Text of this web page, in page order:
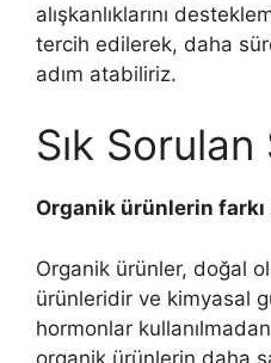
alışkanlıklarını
tercih edilerek, daha
adım atabiliriz.
Sık
Organik ürünlerin farkı
Organik ürünler, doğal
ürünleridir ve kimyasal
hormonlar
organik ürünlerin daha